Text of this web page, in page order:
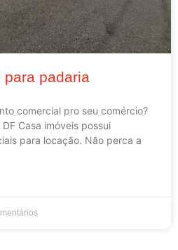
para padaria
comercial pro seu comércio?
Casa imóveis possui
para locação. Não perca a